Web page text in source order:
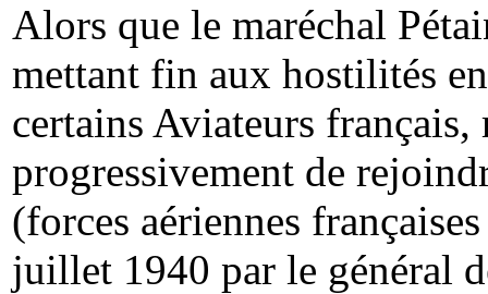
Alors que le maréchal
mettant fin aux hostilités
certains Aviateurs
progressivement de
(forces aériennes
juillet 1940 par le général